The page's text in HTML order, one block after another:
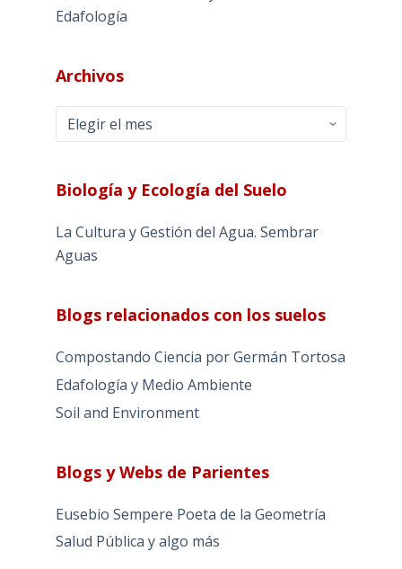
Edafología
Archivos
Archivos
Biología y Ecología del Suelo
La Cultura y Gestión del Agua. Sembrar
Aguas
Blogs relacionados con los suelos
Compostando Ciencia por Germán Tortosa
Edafología y Medio Ambiente
Soil and Environment
Blogs y Webs de Parientes
Eusebio Sempere Poeta de la Geometría
Salud Pública y algo más